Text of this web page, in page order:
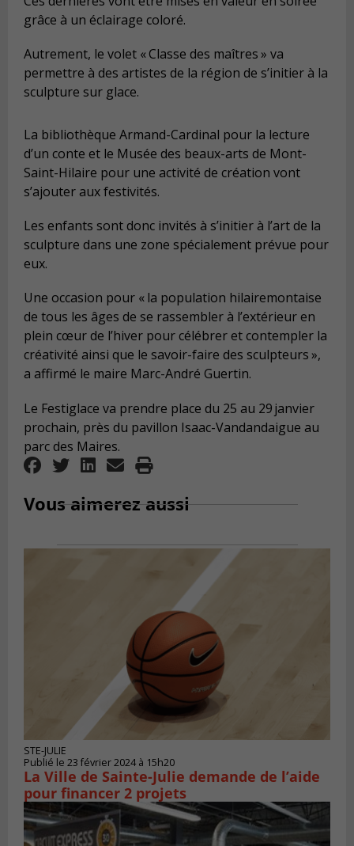
grâce à un éclairage coloré.
Autrement, le volet «Classe des maîtres» va
permettre à des artistes de la région de s’initier à la
sculpture sur glace.
La bibliothèque Armand-Cardinal pour la lecture
d’un conte et le Musée des beaux-arts de Mont-
Saint-Hilaire pour une activité de création vont
s’ajouter aux festivités.
Les enfants sont donc invités à s’initier à l’art de la
sculpture dans une zone spécialement prévue pour
eux.
Une occasion pour «la population hilairemontaise
de tous les âges de se rassembler à l’extérieur en
plein cœur de l’hiver pour célébrer et contempler la
créativité ainsi que le savoir-faire des sculpteurs»,
a affirmé le maire Marc-André Guertin.
Le Festiglace va prendre place du 25 au 29 janvier
prochain, près du pavillon Isaac-Vandandaigue au
parc des Maires.
Vous aimerez aussi
STE-JULIE
Publié le 23 février 2024 à 15h20
La Ville de Sainte-Julie demande de l’aide
pour financer 2 projets